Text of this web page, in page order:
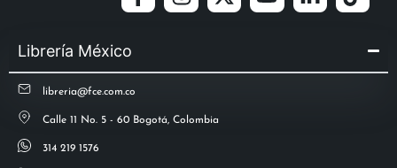
Librería México
libreria@fce.com.co
Calle 11 No. 5 - 60 Bogotá, Colombia
314 219 1576